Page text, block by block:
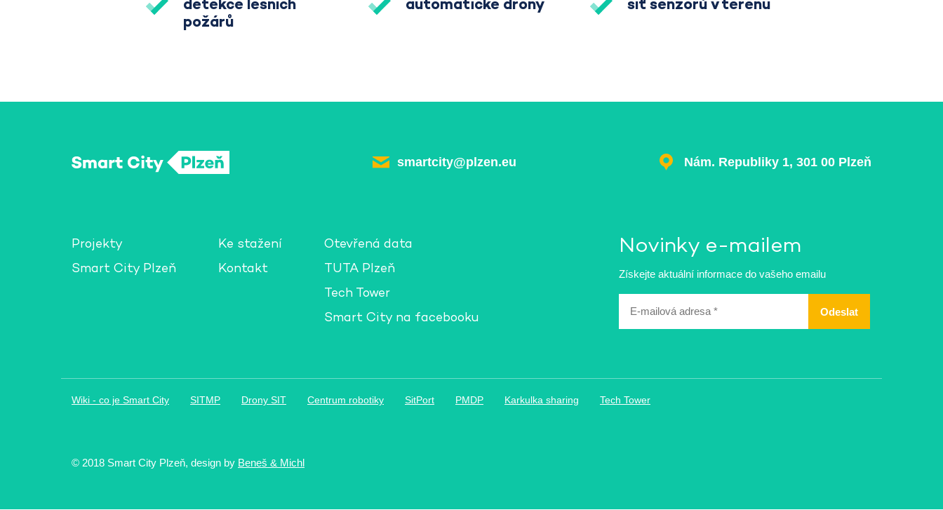
detekce lesních
požárů
automatické drony síť senzorů v terénu
smartcity@plzen.eu Nám. Republiky 1, 301 00 Plzeň
Novinky e-mailem
Získejte aktuální informace do vašeho emailu
mailová
Projekty
Smart City Plzeň
Ke stažení
Kontakt
Otevřená data
TUTA Plzeň
Tech Tower
Smart City na facebooku
Wiki - co je Smart City SITMP Drony SIT Centrum robotiky SitPort PMDP Karkulka sharing Tech Tower
© 2018 Smart City Plzeň, design by Beneš & Michl